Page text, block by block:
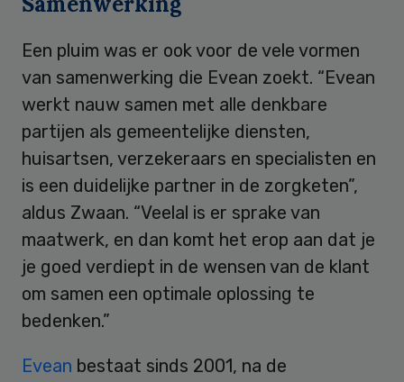
Een pluim was er ook voor de vele vormen
van samenwerking die Evean zoekt. “Evean
werkt nauw samen met alle denkbare
partijen als gemeentelijke diensten,
huisartsen, verzekeraars en specialisten en
is een duidelijke partner in de zorgketen”,
aldus Zwaan. “Veelal is er sprake van
maatwerk, en dan komt het erop aan dat je
je goed verdiept in de wensen van de klant
om samen een optimale oplossing te
bedenken.”
Evean bestaat sinds 2001, na de